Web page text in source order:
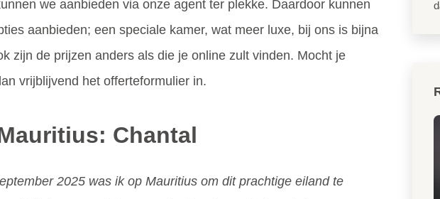
we aanbieden via onze agent ter plekke. Daardoor kunnen
aanbieden; een speciale kamer, wat meer luxe, bij ons is bijna
zijn de prijzen anders als die je online zult vinden. Mocht je
vrijblijvend het offerteformulier in.
Chantal
2025 was ik op Mauritius om dit prachtige eiland te